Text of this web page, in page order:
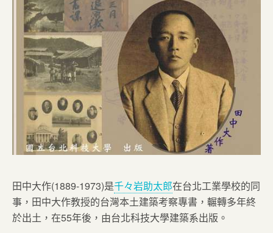
田中大作(1889-1973)是千々岩助太郎在台北工業學校的同
事，田中大作教授的台灣本土建築考察專書，輾轉多年終
於出土，在55年後，由台北科技大學建築系出版。